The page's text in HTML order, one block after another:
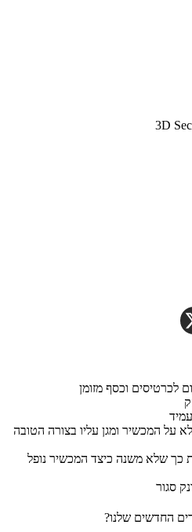
וכסף מזומן
המכשיר ומגן עליו בצורה הטובה
ב-360 מעלות כך שלא משנה כיצד המכשיר נופל
שלנו?